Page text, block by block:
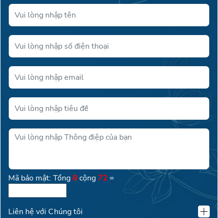
Mã bảo mật: Tổng8cộng 72=
Liên hệ với Chúng tôi